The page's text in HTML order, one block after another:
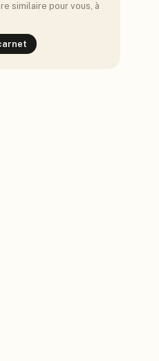
similaire pour vous, à